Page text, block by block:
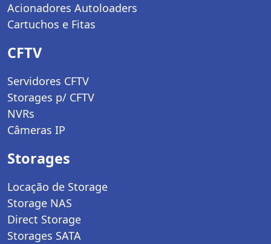
Acionadores Autoloaders
Cartuchos e Fitas
CFTV
Servidores CFTV
Storages p/ CFTV
NVRs
Câmeras IP
Storages
Locação de Storage
Storage NAS
Direct Storage
Storages SATA